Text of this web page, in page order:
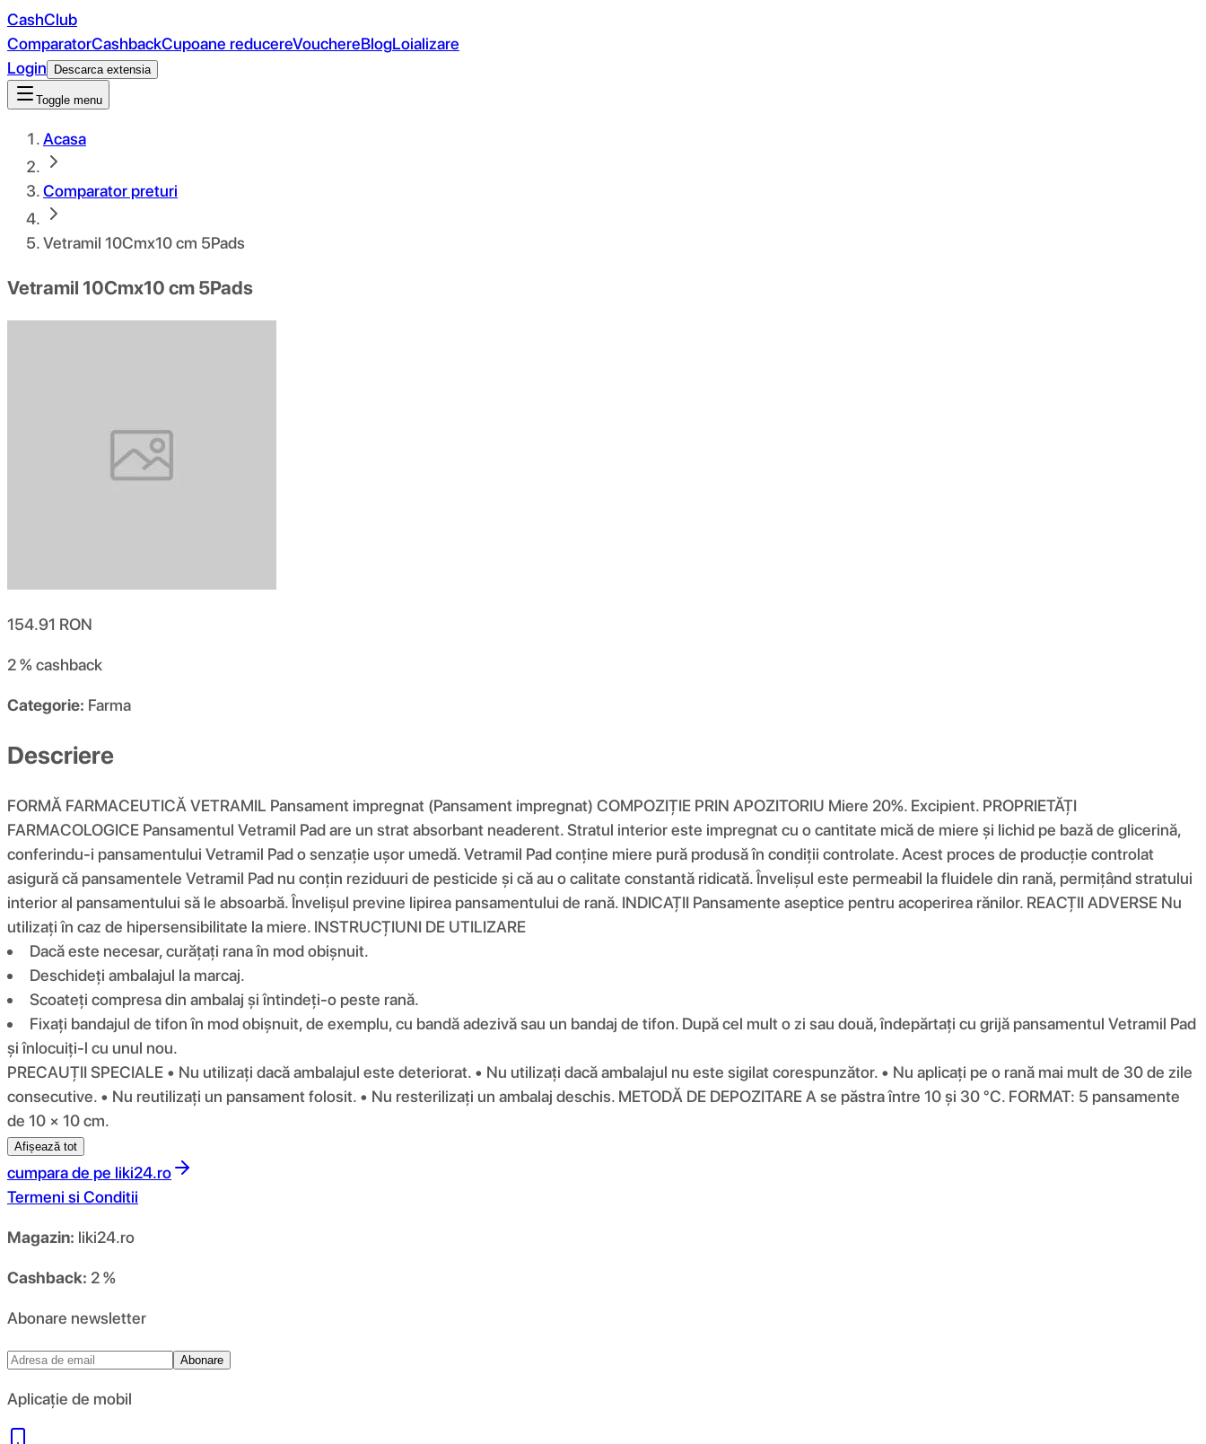
CashClub
ComparatorCashbackCupoane reducereVouchereBlogLoializare
Login
Descarca extensia
Toggle menu
Acasa
Comparator preturi
Vetramil 10Cmx10 cm 5Pads
Vetramil 10Cmx10 cm 5Pads
154.91 RON
2 %cashback
Categorie: Farma
Descriere
FORMĂ FARMACEUTICĂ VETRAMIL Pansament impregnat (Pansament impregnat) COMPOZIȚIE PRIN APOZITORIU Miere 20%. Excipient. PROPRIETĂȚI
FARMACOLOGICE Pansamentul Vetramil Pad are un strat absorbant neaderent. Stratul interior este impregnat cu o cantitate mică de miere și lichid pe bază de glicerină,
conferindu-i pansamentului Vetramil Pad o senzație ușor umedă. Vetramil Pad conține miere pură produsă în condiții controlate. Acest proces de producție controlat
asigură că pansamentele Vetramil Pad nu conțin reziduuri de pesticide și că au o calitate constantă ridicată. Învelișul este permeabil la fluidele din rană, permițând stratului
interior al pansamentului să le absoarbă. Învelișul previne lipirea pansamentului de rană. INDICAȚII Pansamente aseptice pentru acoperirea rănilor. REACȚII ADVERSE Nu
utilizați în caz de hipersensibilitate la miere. INSTRUCȚIUNI DE UTILIZARE
Dacă este necesar, curățați rana în mod obișnuit.
Deschideți ambalajul la marcaj.
Scoateți compresa din ambalaj și întindeți-o peste rană.
Fixați bandajul de tifon în mod obișnuit, de exemplu, cu bandă adezivă sau un bandaj de tifon. După cel mult o zi sau două, îndepărtați cu grijă pansamentul Vetramil Pad
și înlocuiți-l cu unul nou.
PRECAUȚII SPECIALE • Nu utilizați dacă ambalajul este deteriorat. • Nu utilizați dacă ambalajul nu este sigilat corespunzător. • Nu aplicați pe o rană mai mult de 30 de zile
consecutive. • Nu reutilizați un pansament folosit. • Nu resterilizați un ambalaj deschis. METODĂ DE DEPOZITARE A se păstra între 10 și 30 °C. FORMAT: 5 pansamente
de 10 × 10 cm.
Afișează tot
cumpara de pe liki24.ro
Termeni si Conditii
Magazin: liki24.ro
Cashback: 2 %
Abonare newsletter
Abonare
Aplicație de mobil